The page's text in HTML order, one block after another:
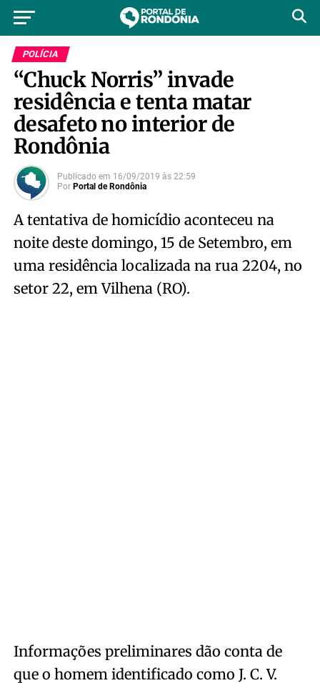
POLÍCIA
“Chuck Norris” invade
residência e tenta matar
desafeto no interior de
Rondônia
Publicado em 16/09/2019 às 22:59
Por Portal de Rondônia
A tentativa de homicídio aconteceu na
noite deste domingo, 15 de Setembro, em
uma residência localizada na rua 2204, no
setor 22, em Vilhena (RO).
Informações preliminares dão conta de
que o homem identificado como J. C. V.